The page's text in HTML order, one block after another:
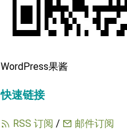
WordPress果酱
快速链接
RSS 订阅 /
邮件订阅